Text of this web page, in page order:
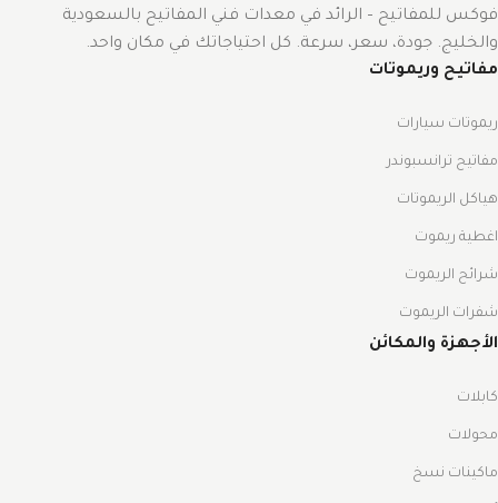
فوكس للمفاتيح – الرائد في معدات فني المفاتيح بالسعودية
والخليج. جودة، سعر، سرعة. كل احتياجاتك في مكان واحد.
مفاتيح وريموتات
ريموتات سيارات
مفاتيح ترانسبوندر
هياكل الريموتات
اغطية ريموت
شرائح الريموت
شفرات الريموت
الأجهزة والمكائن
كابلات
محولات
ماكينات نسخ